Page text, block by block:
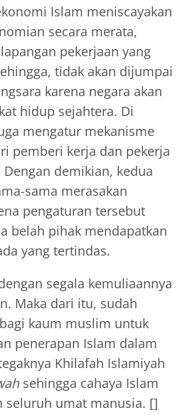
Islam meniscayakan
secara merata,
pekerjaan yang
tidak akan dijumpai
karena negara akan
hidup sejahtera. Di
mengatur mekanisme
pemberi kerja dan pekerja
demikian, kedua
sama merasakan
pengaturan tersebut
belah pihak mendapatkan
yang tertindas.
segala kemuliaannya
Maka dari itu, sudah
kaum muslim untuk
penerapan Islam dalam
Khilafah Islamiyah
sehingga cahaya Islam
seluruh umat manusia. []